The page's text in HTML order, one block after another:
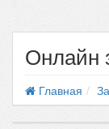
Онлайн
Главная